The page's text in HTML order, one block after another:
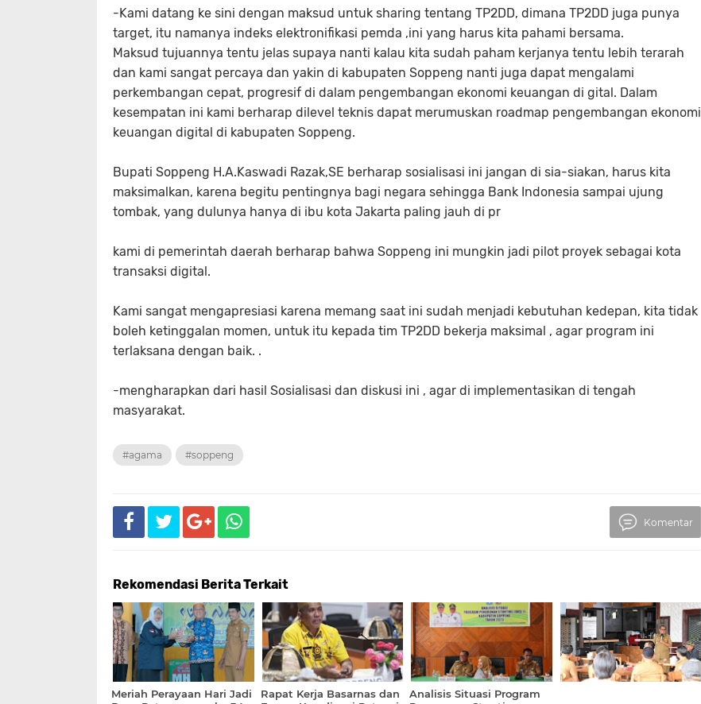
-Kami datang ke sini dengan maksud untuk sharing tentang TP2DD, dimana TP2DD juga punya
target, itu namanya indeks elektronifikasi pemda ,ini yang harus kita pahami bersama.
Maksud tujuannya tentu jelas supaya nanti kalau kita sudah paham kerjanya tentu lebih terarah
dan kami sangat percaya dan yakin di kabupaten Soppeng nanti juga dapat mengalami
perkembangan cepat, progresif di dalam pengembangan ekonomi keuangan di gital. Dalam
kesempatan ini kami berharap dilevel teknis dapat merumuskan roadmap pengembangan ekonomi
keuangan digital di kabupaten Soppeng.
Bupati Soppeng H.A.Kaswadi Razak,SE berharap sosialisasi ini jangan di sia-siakan, harus kita
maksimalkan, karena begitu pentingnya bagi negara sehingga Bank Indonesia sampai ujung
tombak, yang dulunya hanya di ibu kota Jakarta paling jauh di pr
kami di pemerintah daerah berharap bahwa Soppeng ini mungkin jadi pilot proyek sebagai kota
transaksi digital.
Kami sangat mengapresiasi karena memang saat ini sudah menjadi kebutuhan kedepan, kita tidak
boleh ketinggalan momen, untuk itu kepada tim TP2DD bekerja maksimal , agar program ini
terlaksana dengan baik. .
-mengharapkan dari hasil Sosialisasi dan diskusi ini , agar di implementasikan di tengah
masyarakat.
#agama #soppeng
Komentar
Rekomendasi Berita Terkait
Meriah Perayaan Hari Jadi
Rapat Kerja Basarnas dan
Analisis Situasi Program